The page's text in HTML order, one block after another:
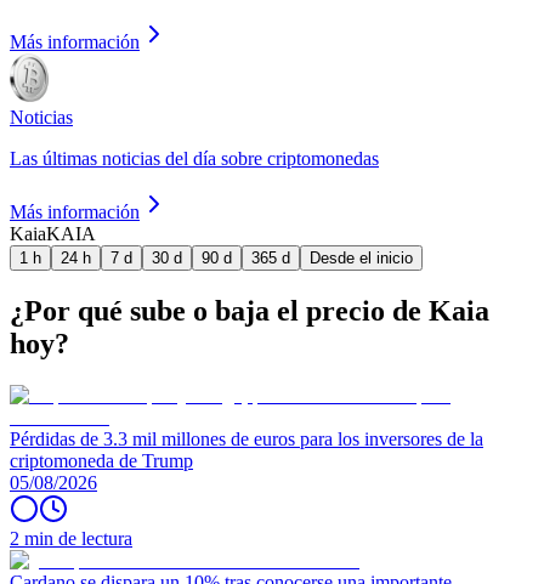
Más información
Noticias
Las últimas noticias del día sobre criptomonedas
Más información
KaiaKAIA
1 h 24 h 7 d 30 d 90 d 365 d Desde el inicio
¿Por qué sube o baja el precio de Kaia
hoy?
Pérdidas de 3.3 mil millones de euros para los inversores de la
criptomoneda de Trump
05/08/2026
2 min de lectura